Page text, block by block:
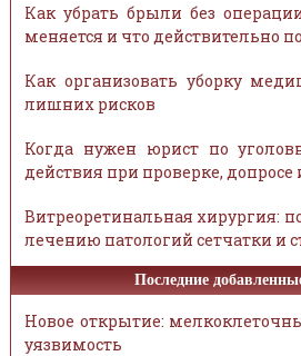
Как убрать брыли без
меняется и что действительно
Как организовать уборку
лишних рисков
Когда нужен юрист по
действия при проверке,
Витреоретинальная хирургия:
лечению патологий сетчатки и
Последние
Новое открытие:
уязвимость